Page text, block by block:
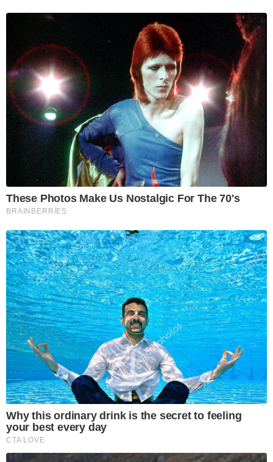
These Photos Make Us Nostalgic For The 70's
BRAINBERRIES
Why this ordinary drink is the secret to feeling
your best every day
CTA LOVE